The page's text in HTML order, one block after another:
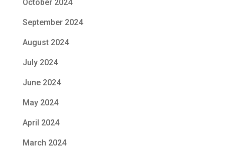
October 2024
September 2024
August 2024
July 2024
June 2024
May 2024
April 2024
March 2024